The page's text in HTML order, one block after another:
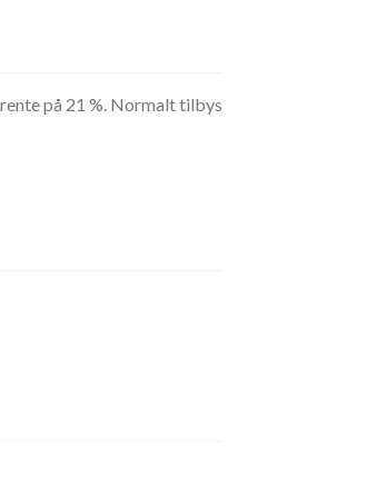
på 21 %. Normalt tilbys